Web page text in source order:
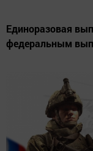
Единоразовая
федеральным